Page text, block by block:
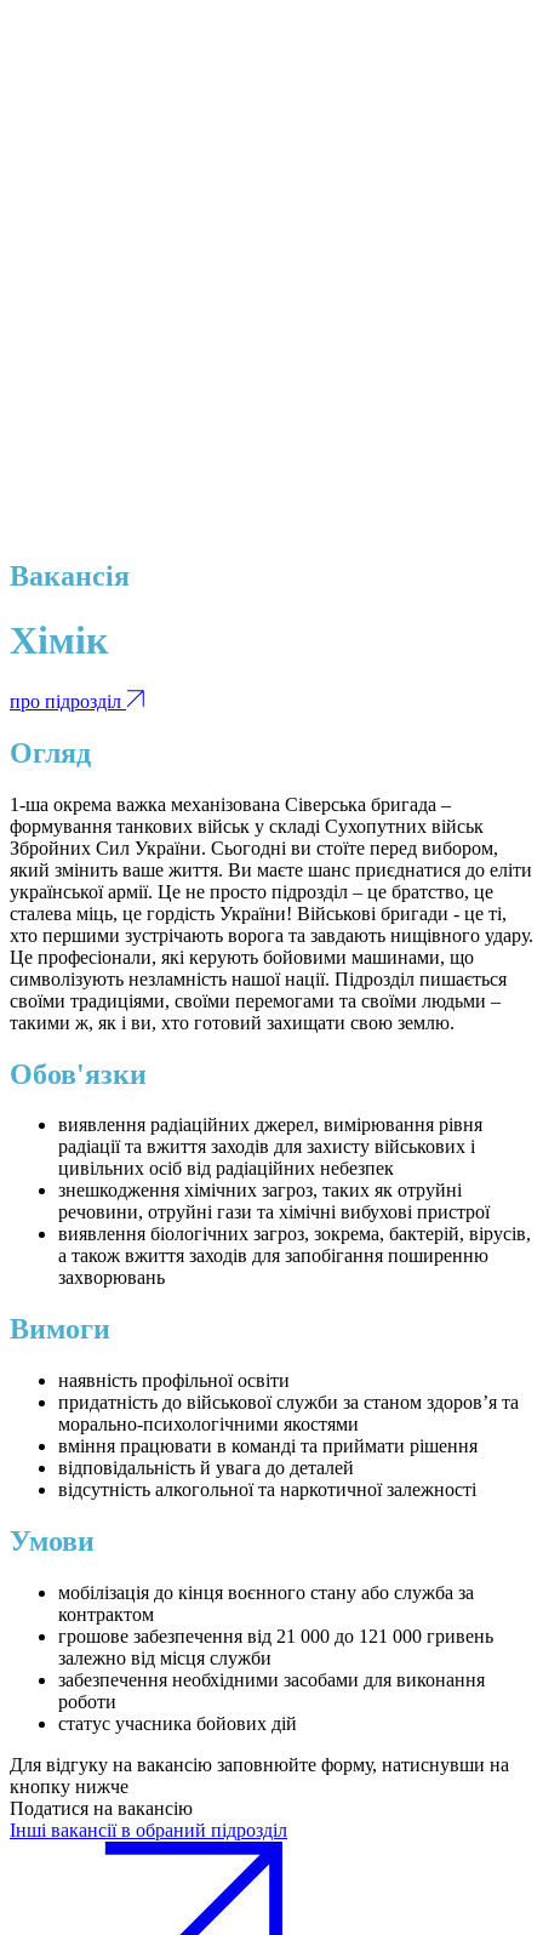
Вакансія
Хімік
про підрозділ
Огляд
1-ша окрема важка механізована Сіверська бригада –
формування танкових військ у складі Сухопутних військ
Збройних Сил України. Сьогодні ви стоїте перед вибором,
який змінить ваше життя. Ви маєте шанс приєднатися до еліти
української армії. Це не просто підрозділ – це братство, це
сталева міць, це гордість України! Військові бригади - це ті,
хто першими зустрічають ворога та завдають нищівного удару.
Це професіонали, які керують бойовими машинами, що
символізують незламність нашої нації. Підрозділ пишається
своїми традиціями, своїми перемогами та своїми людьми –
такими ж, як і ви, хто готовий захищати свою землю.
Обов'язки
виявлення радіаційних джерел, вимірювання рівня
радіації та вжиття заходів для захисту військових і
цивільних осіб від радіаційних небезпек
знешкодження хімічних загроз, таких як отруйні
речовини, отруйні гази та хімічні вибухові пристрої
виявлення біологічних загроз, зокрема, бактерій, вірусів,
а також вжиття заходів для запобігання поширенню
захворювань
Вимоги
наявність профільної освіти
придатність до військової служби за станом здоров’я та
морально-психологічними якостями
вміння працювати в команді та приймати рішення
відповідальність й увага до деталей
відсутність алкогольної та наркотичної залежності
Умови
мобілізація до кінця воєнного стану або служба за
контрактом
грошове забезпечення від 21 000 до 121 000 гривень
залежно від місця служби
забезпечення необхідними засобами для виконання
роботи
статус учасника бойових дій
Для відгуку на вакансію заповнюйте форму, натиснувши на
кнопку нижче
Податися на вакансію
Інші вакансії в обраний підрозділ